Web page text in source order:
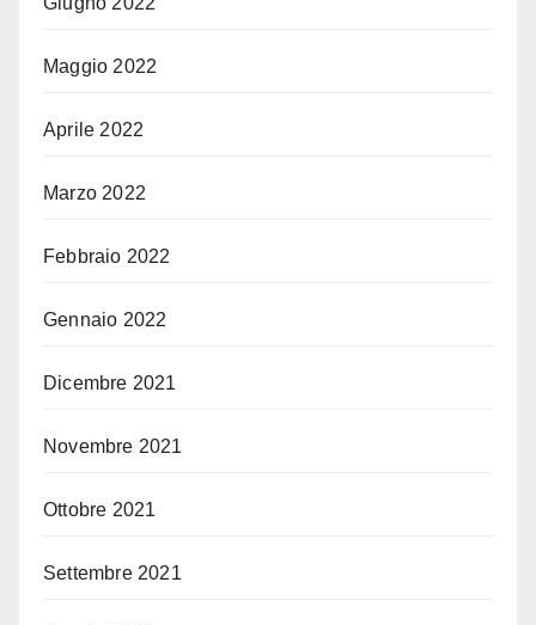
Maggio 2022
Aprile 2022
Marzo 2022
Febbraio 2022
Gennaio 2022
Dicembre 2021
Novembre 2021
Ottobre 2021
Settembre 2021